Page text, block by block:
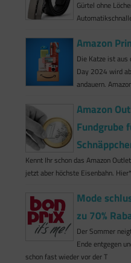
Gürtel ohne
Amazon
Die Katze ist
Day 2024 wird
andauern.
Amazon
Fundgrube
Kennt Ihr schon das Amazon
jetzt aber höchste Eisenbahn.
Mode
zu 70%
Der Sommer
Ende entgegen
schon fast wieder vor der T